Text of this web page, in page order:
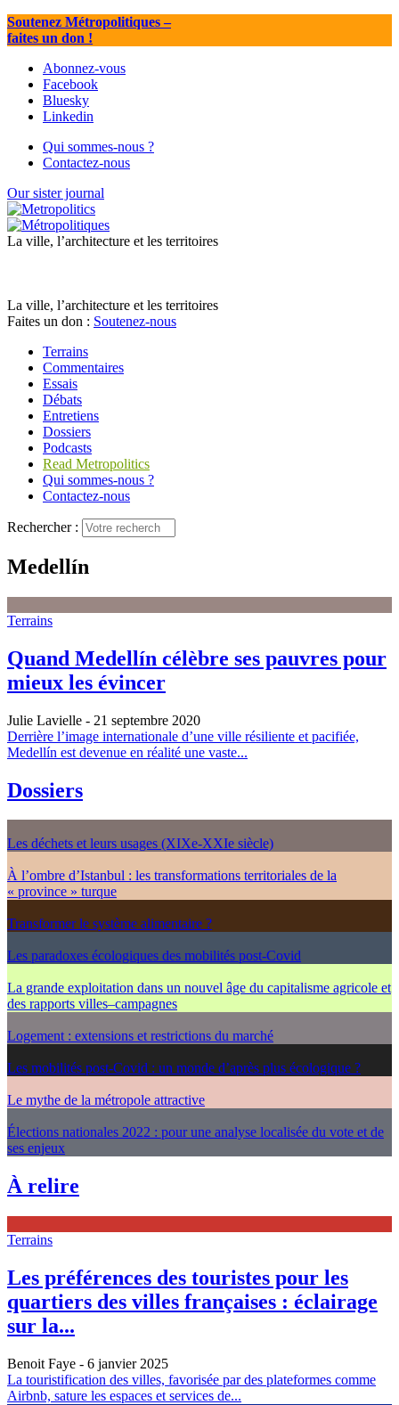
Soutenez Métropolitiques–
faites un don !
Abonnez-vous
Facebook
Bluesky
Linkedin
Qui sommes-nous ?
Contactez-nous
Our sister journal
La ville, l’architecture et les territoires
La ville, l’architecture et les territoires
Faites un don : Soutenez-nous
Terrains
Commentaires
Essais
Débats
Entretiens
Dossiers
Podcasts
Read Metropolitics
Qui sommes-nous ?
Contactez-nous
Rechercher :
Medellín
Terrains
Quand Medellín célèbre ses pauvres pour
mieux les évincer
Julie Lavielle - 21 septembre 2020
Derrière l’image internationale d’une ville résiliente et pacifiée,
Medellín est devenue en réalité une vaste...
Dossiers
Les déchets et leurs usages (XIXe-XXIe siècle)
À l’ombre d’Istanbul : les transformations territoriales de la
« province » turque
Transformer le système alimentaire ?
Les paradoxes écologiques des mobilités post-Covid
La grande exploitation dans un nouvel âge du capitalisme agricole et
des rapports villes–campagnes
Logement : extensions et restrictions du marché
Les mobilités post-Covid : un monde d’après plus écologique ?
Le mythe de la métropole attractive
Élections nationales 2022 : pour une analyse localisée du vote et de
ses enjeux
À relire
Terrains
Les préférences des touristes pour les
quartiers des villes françaises : éclairage
sur la...
Benoit Faye - 6 janvier 2025
La touristification des villes, favorisée par des plateformes comme
Airbnb, sature les espaces et services de...